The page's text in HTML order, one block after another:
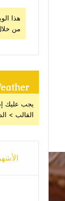
هذا
من
القالب >
الأشهر